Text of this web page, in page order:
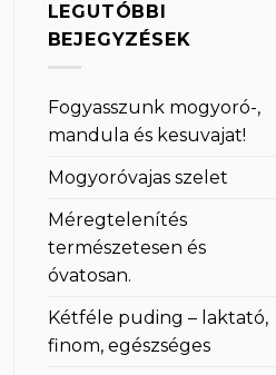
LEGUTÓBBI
BEJEGYZÉSEK
Fogyasszunk mogyoró-,
mandula és kesuvajat!
Mogyoróvajas szelet
Méregtelenítés
természetesen és
óvatosan.
Kétféle puding – laktató,
finom, egészséges